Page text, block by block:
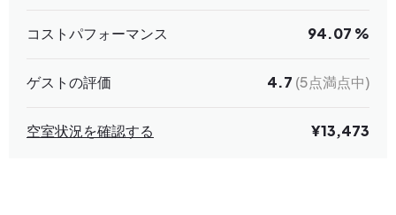
コストパフォーマンス 94.07 %
ゲストの評価 4.7 (5点満点中)
空室状況を確認する ¥13,473